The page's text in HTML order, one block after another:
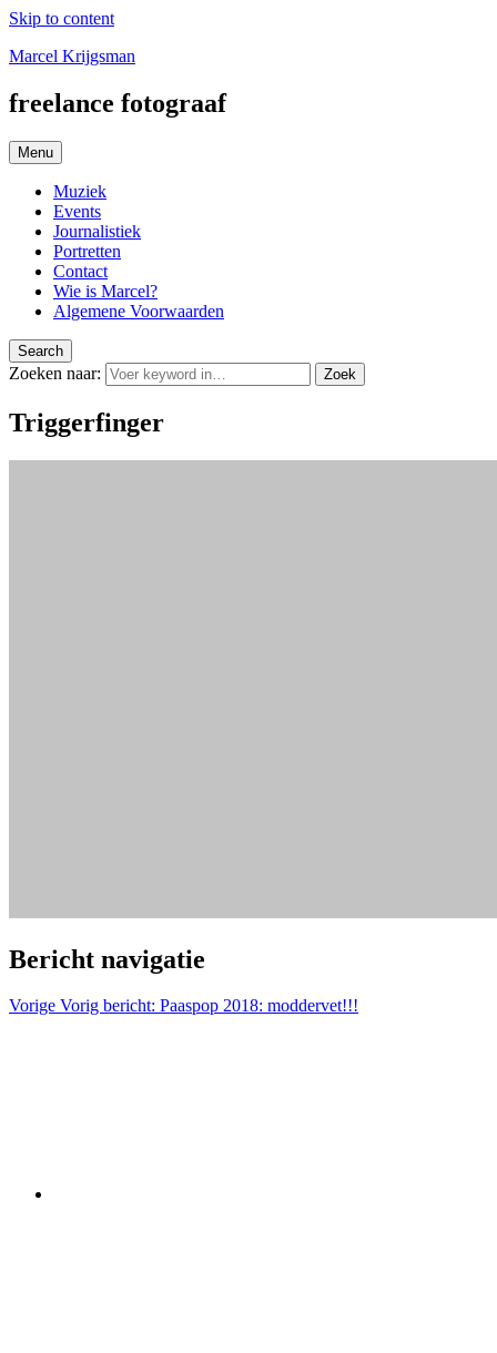
Skip to content
Marcel Krijgsman
freelance fotograaf
Menu
Muziek
Events
Journalistiek
Portretten
Contact
Wie is Marcel?
Algemene Voorwaarden
Search
Zoeken naar: Zoek
Triggerfinger
Bericht navigatie
Vorige Vorig bericht: Paaspop 2018: moddervet!!!